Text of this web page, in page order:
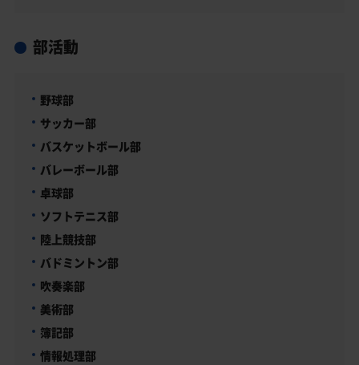
部活動
野球部
サッカー部
バスケットボール部
バレーボール部
卓球部
ソフトテニス部
陸上競技部
バドミントン部
吹奏楽部
美術部
簿記部
情報処理部